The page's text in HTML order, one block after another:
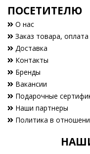
ПОСЕТИТЕЛЮ
О нас
Заказ товара, оплата
Доставка
Контакты
Бренды
Вакансии
Подарочные
Наши партнеры
Политика в